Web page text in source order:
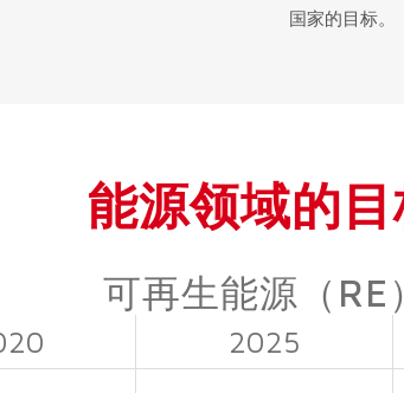
国家的目标。
能源领域的
可再生能源（RE）
2025